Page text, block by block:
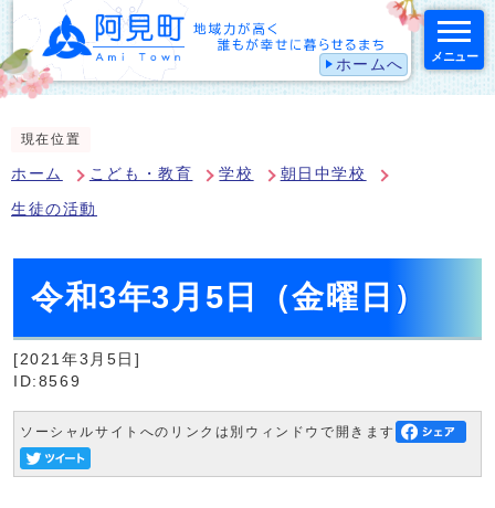
ホームへ メニュー
現在位置
ホーム こども・教育 学校 朝日中学校
生徒の活動
令和3年3月5日（金曜日）
[2021年3月5日]
ID:8569
ソーシャルサイトへのリンクは別ウィンドウで開きます